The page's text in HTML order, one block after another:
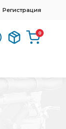
Регистрация
0